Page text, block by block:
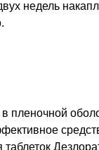
недель
пленочной